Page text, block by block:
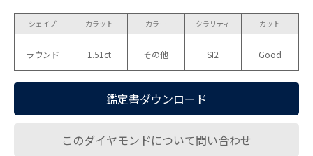
シェイプ
ラウンド
カラット
1.51ct
カラー
その他
クラリティ
SI2
カット
Good
鑑定書ダウンロード
このダイヤモンドについて問い合わせ